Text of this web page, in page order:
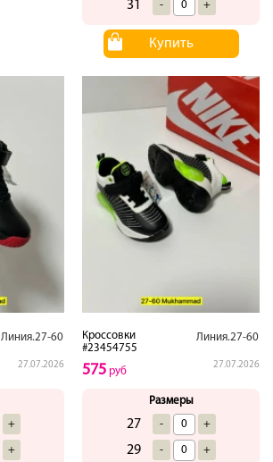
31 - +
Купить
Линия.27-60
27.07.2026
+
+
Кроссовки
#23454755
Линия.27-60
27.07.2026
575 руб
Размеры
27 - +
29 - +